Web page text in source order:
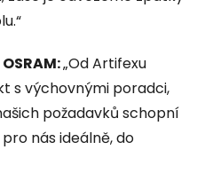
„Od Artifexu
s výchovnými poradci,
požadavků schopní
nás ideálně, do